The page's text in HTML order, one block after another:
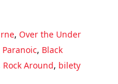
, Over the Under
Paranoic, Black
Rock Around, bilety